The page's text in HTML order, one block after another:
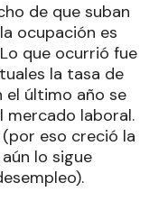
de que suban
ocupación es
que ocurrió fue
la tasa de
el último año se
mercado laboral.
eso creció la
lo sigue